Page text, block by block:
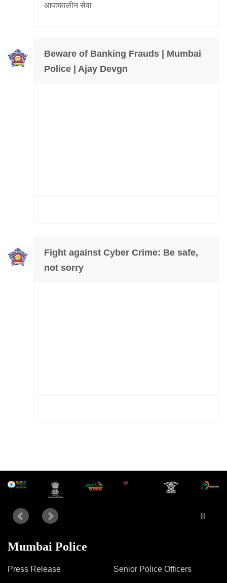
आपत्कालीन सेवा
Beware of Banking Frauds | Mumbai
Police | Ajay Devgn
Fight against Cyber Crime: Be safe,
not sorry
Mumbai Police
Press Release Senior Police Officers